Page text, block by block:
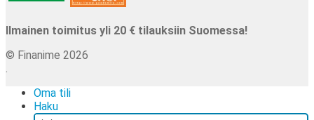
Ilmainen toimitus yli 20 € tilauksiin Suomessa!
© Finanime 2026
.
Oma tili
Haku